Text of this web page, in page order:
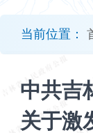
当前位置：
中共吉
关于激
Alt